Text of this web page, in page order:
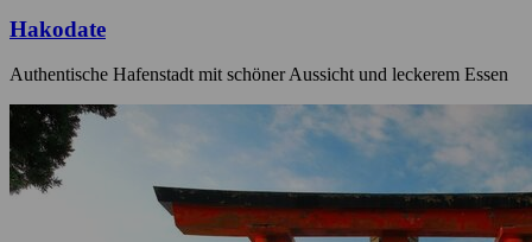
Hakodate
Authentische Hafenstadt mit schöner Aussicht und leckerem Essen